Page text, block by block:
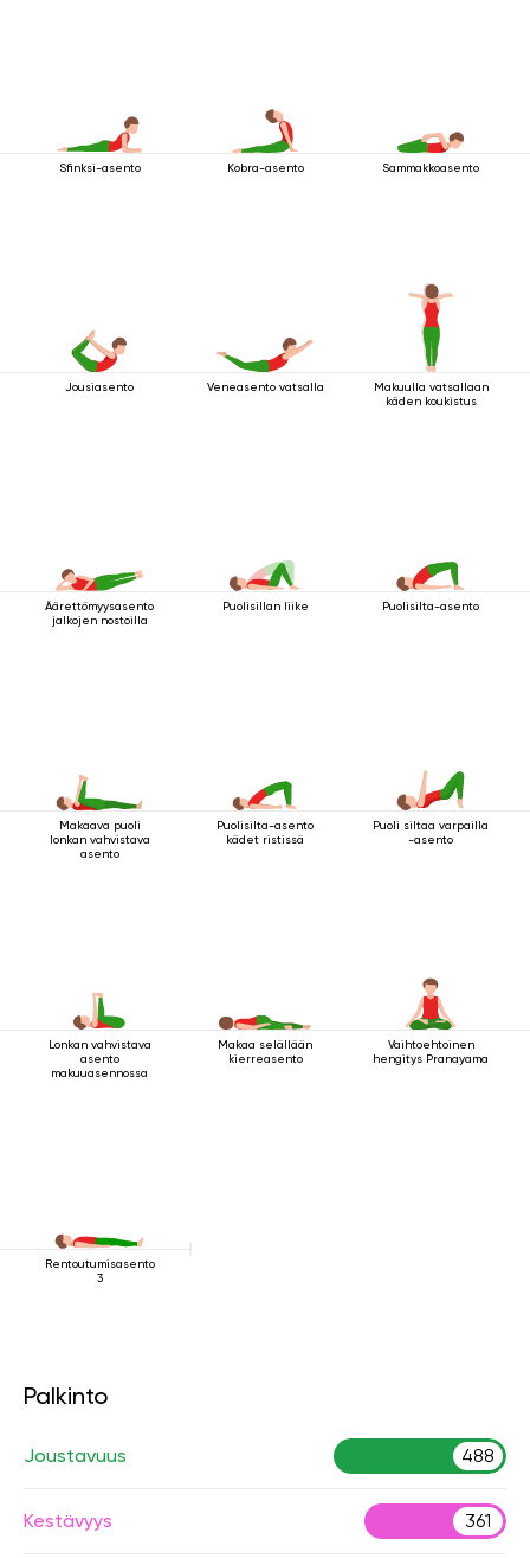
Sfinksi-asento Kobra-asento Sammakkoasento
Jousiasento Veneasento vatsalla
Makuulla vatsallaan
käden koukistus
Äärettömyysasento
jalkojen nostoilla
Puolisillan liike Puolisilta-asento
Makaava puoli
lonkan vahvistava
asento
Puolisilta-asento
kädet ristissä
Puoli siltaa varpailla
-asento
Lonkan vahvistava
asento
makuuasennossa
Makaa selällään
kierreasento
Vaihtoehtoinen
hengitys Pranayama
Rentoutumisasento
3
Palkinto
Joustavuus 488
Kestävyys 361